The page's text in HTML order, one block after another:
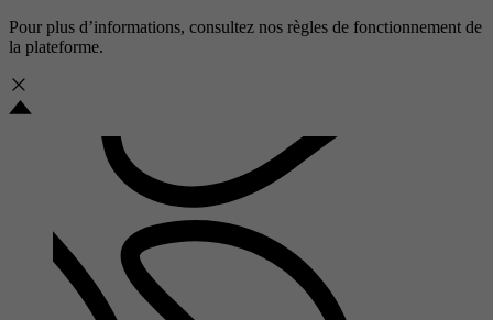
Pour plus d’informations, consultez nos règles de fonctionnement de
la plateforme.